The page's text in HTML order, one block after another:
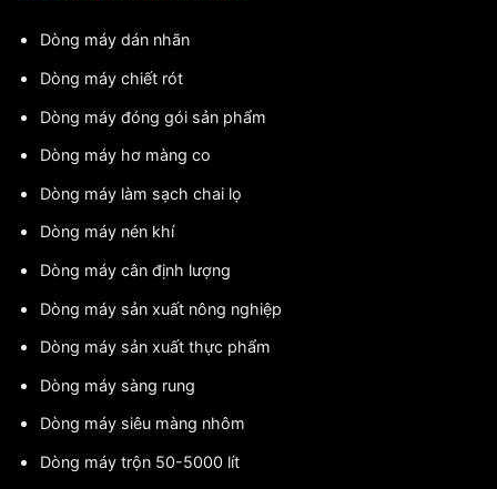
Dòng máy dán nhãn
Dòng máy chiết rót
Dòng máy đóng gói sản phẩm
Dòng máy hơ màng co
Dòng máy làm sạch chai lọ
Dòng máy nén khí
Dòng máy cân định lượng
Dòng máy sản xuất nông nghiệp
Dòng máy sản xuất thực phẩm
Dòng máy sàng rung
Dòng máy siêu màng nhôm
Dòng máy trộn 50-5000 lít